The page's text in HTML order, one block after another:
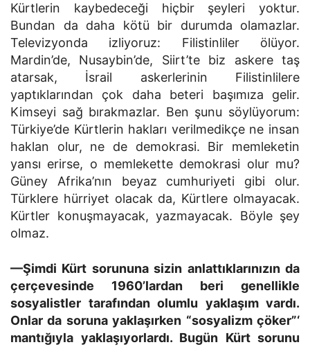
Kürtlerin kaybedeceği hiçbir şeyleri yoktur.
Bundan da daha kötü bir durumda olamazlar.
Televizyonda izliyoruz: Fi­listinliler ölüyor.
Mardin’de, Nusaybin’de, Siirt’te biz askere taş
atarsak, İsrail askerlerinin Filistinlilere
yaptıklarından çok daha beteri başımıza gelir.
Kimseyi sağ bırakmazlar. Ben şunu söylüyorum:
Türkiye’de Kürtlerin hakları verilmedikçe ne insan
haklan olur, ne de demokrasi. Bir memleketin
yansı erirse, o memlekette demokrasi olur mu?
Güney Afrika’nın beyaz cumhuriyeti gibi olur.
Türklere hürriyet olacak da, Kürtlere olmayacak.
Kürtler konuşmayacak, yazmayacak. Böyle şey
olmaz.
—Şimdi Kürt sorununa sizin anlattıklarınızın da
çerçeve­sinde 1960’lardan beri genellikle
sosyalistler tarafından olumlu yaklaşım vardı.
Onlar da soruna yaklaşırken “sosya­lizm çöker”‘
mantığıyla yaklaşıyorlardı. Bugün Kürt sorunu